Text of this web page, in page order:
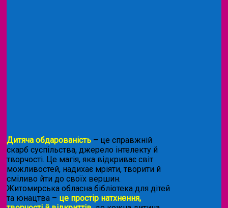
Дитяча обдарованість – це справжній
скарб суспільства, джерело інтелекту й
творчості. Це магія, яка відкриває світ
можливостей, надихає мріяти, творити й
сміливо йти до своїх вершин.
Житомирська обласна бібліотека для дітей
та юнацтва – це простір натхнення,